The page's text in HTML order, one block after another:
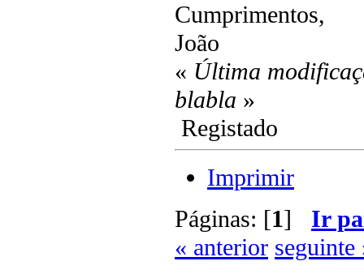
Cumprimentos,
João
« Última
blabla »
Registado
Imprimir
Páginas: [1] Ir
« anterior seguinte